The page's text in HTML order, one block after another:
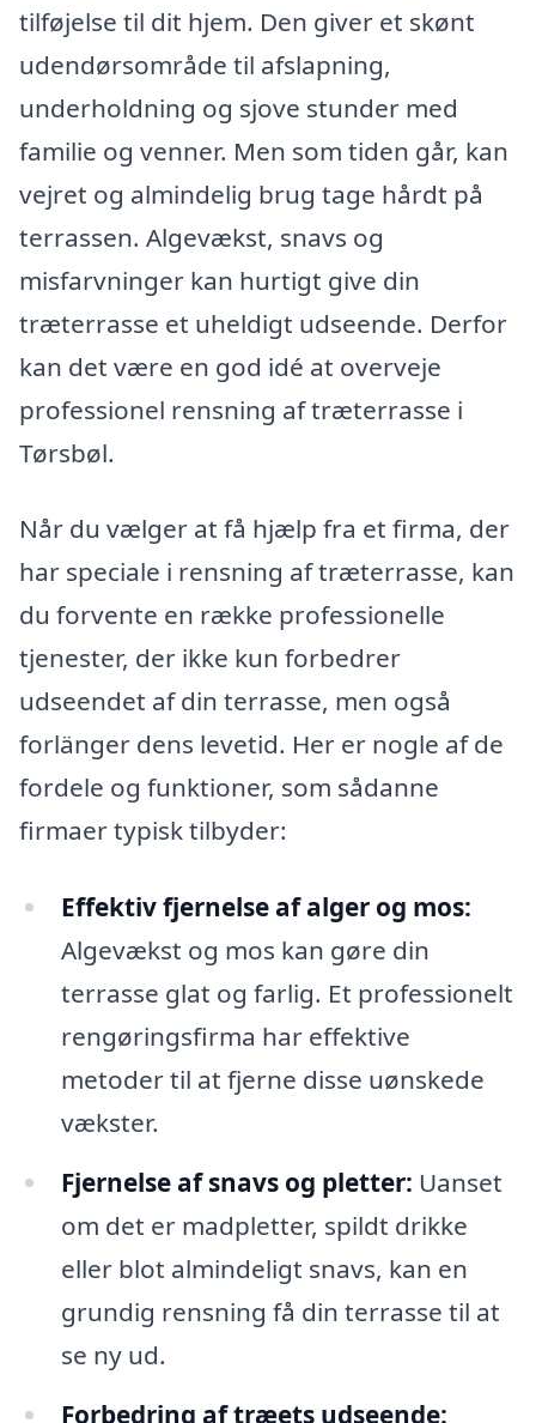
tilføjelse til dit hjem. Den giver et skønt
udendørsområde til afslapning,
underholdning og sjove stunder med
familie og venner. Men som tiden går, kan
vejret og almindelig brug tage hårdt på
terrassen. Algevækst, snavs og
misfarvninger kan hurtigt give din
træterrasse et uheldigt udseende. Derfor
kan det være en god idé at overveje
professionel rensning af træterrasse i
Tørsbøl.
Når du vælger at få hjælp fra et firma, der
har speciale i rensning af træterrasse, kan
du forvente en række professionelle
tjenester, der ikke kun forbedrer
udseendet af din terrasse, men også
forlänger dens levetid. Her er nogle af de
fordele og funktioner, som sådanne
firmaer typisk tilbyder:
Effektiv fjernelse af alger og mos:
Algevækst og mos kan gøre din
terrasse glat og farlig. Et professionelt
rengøringsfirma har effektive
metoder til at fjerne disse uønskede
vækster.
Fjernelse af snavs og pletter: Uanset
om det er madpletter, spildt drikke
eller blot almindeligt snavs, kan en
grundig rensning få din terrasse til at
se ny ud.
Forbedring af træets udseende: